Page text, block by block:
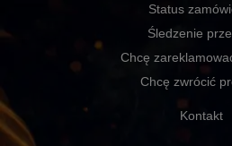
Status
Śledzenie
Chcę
Chcę zwrócić
Kontakt